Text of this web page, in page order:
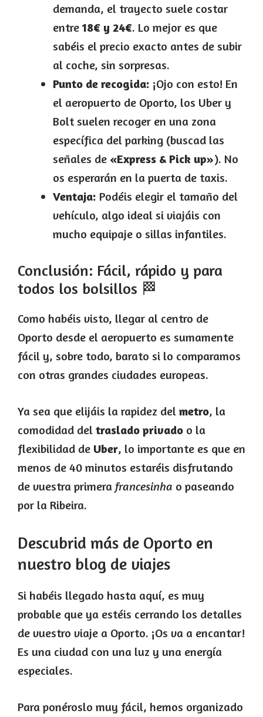
demanda, el trayecto suele costar
entre18€ y 24€. Lo mejor es que
sabéis el precio exacto antes de subir
al coche, sin sorpresas.
Punto de recogida: ¡Ojo con esto! En
el aeropuerto de Oporto, los Uber y
Bolt suelen recoger en una zona
específica del parking (buscad las
señales de «Express & Pick up»). No
os esperarán en la puerta de taxis.
Ventaja: Podéis elegir el tamaño del
vehículo, algo ideal si viajáis con
mucho equipaje o sillas infantiles.
Conclusión: Fácil, rápido y para
todos los bolsillos 🏁
Como habéis visto, llegar al centro de
Oporto desde el aeropuerto es sumamente
fácil y, sobre todo, barato si lo comparamos
con otras grandes ciudades europeas.
Ya sea que elijáis la rapidez del metro, la
comodidad del traslado privado o la
flexibilidad de Uber, lo importante es que en
menos de 40 minutos estaréis disfrutando
de vuestra primera francesinha o paseando
por la Ribeira.
Descubrid más de Oporto en
nuestro blog de viajes
Si habéis llegado hasta aquí, es muy
probable que ya estéis cerrando los detalles
de vuestro viaje a Oporto. ¡Os va a encantar!
Es una ciudad con una luz y una energía
especiales.
Para ponéroslo muy fácil, hemos organizado